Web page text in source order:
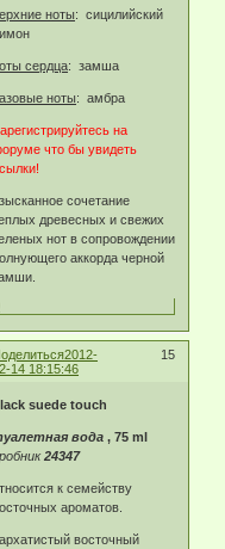
ноты: сицилийский
сердца: замша
ноты: амбра
на
что бы увидеть
сочетание
древесных и свежих
нот в сопровождении
аккорда черной
15
2012-
14 18:15:46
suede touch
вода , 75 ml
24347
к семейству
ароматов.
восточный